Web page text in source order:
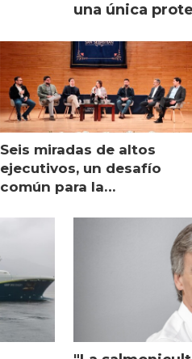
una única
Seis miradas de altos
ejecutivos, un desafío
común para la